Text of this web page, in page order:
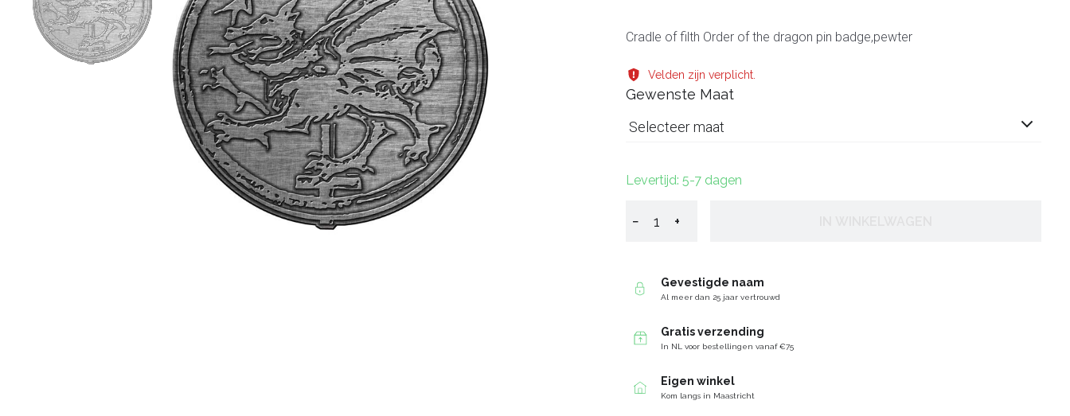
Cradle of filth Order of the dragon pin badge,pewter
Velden zijn verplicht.
Gewenste Maat
Selecteer maat
Levertijd: 5-7 dagen
− +
Gevestigde naam
Al meer dan 25 jaar vertrouwd
Gratis verzending
In NL voor bestellingen vanaf €75
Eigen winkel
Kom langs in Maastricht